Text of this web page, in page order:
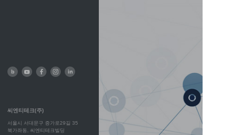
씨엔티테크(주)
서울시 서대문구 증가로29길 35
북가좌동, 씨엔티테크빌딩